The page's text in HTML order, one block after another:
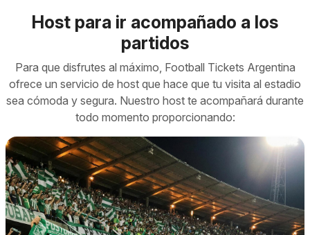
Host para ir acompañado a los
partidos
Para que disfrutes al máximo, Football Tickets Argentina
ofrece un servicio de host que hace que tu visita al estadio
sea cómoda y segura. Nuestro host te acompañará durante
todo momento proporcionando: